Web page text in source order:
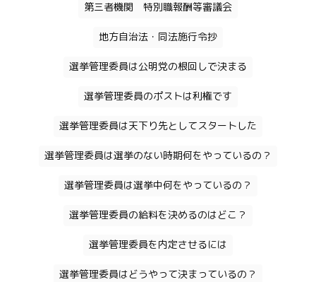
第三者機関 特別職報酬等審議会
地方自治法・同法施行令抄
選挙管理委員は公明党の根回しで決まる
選挙管理委員のポストは利権です
選挙管理委員は天下り先としてスタートした
選挙管理委員は選挙のない時期何をやっているの？
選挙管理委員は選挙中何をやっているの？
選挙管理委員の給料を決めるのはどこ？
選挙管理委員を内定させるには
選挙管理委員はどうやって決まっているの？